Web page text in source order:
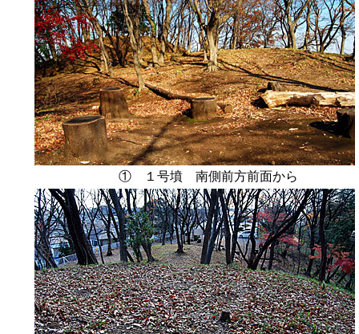
① １号墳 南側前方前面から